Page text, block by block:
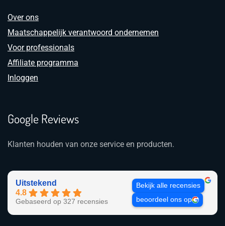
Over ons
Maatschappelijk verantwoord ondernemen
Voor professionals
Affiliate programma
Inloggen
Google Reviews
Klanten houden van onze service en producten.
Uitstekend
4.8
Gebaseerd op 327 recensies
Bekijk alle recensies
beoordeel ons op